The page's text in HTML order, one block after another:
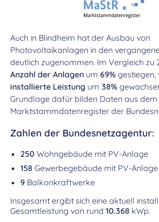
Auch in Blindheim hat der Ausbau von
Photovoltaikanlagen in den
deutlich zugenommen. Im Vergleich zu
Anzahl der Anlagen um 69% gestiegen,
installierte Leistung um 38%
Grundlage dafür bilden Daten aus dem
Marktstammdatenregister der
Zahlen der Bundesnetzagentur:
250 Wohngebäude mit PV-Anlage
158 Gewerbegebäude mit PV-Anlage
9 Balkonkraftwerke
Insgesamt ergibt sich eine aktuell
Gesamtleistung von rund 10.368 kWp.